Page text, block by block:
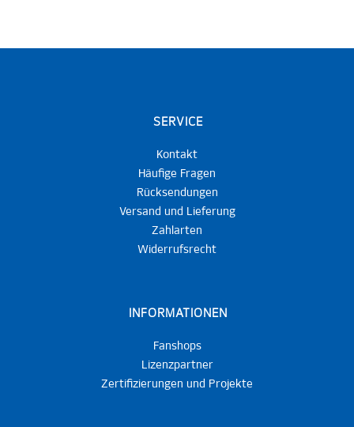
SERVICE
Kontakt
Häufige Fragen
Rücksendungen
Versand und Lieferung
Zahlarten
Widerrufsrecht
INFORMATIONEN
Fanshops
Lizenzpartner
Zertifizierungen und Projekte